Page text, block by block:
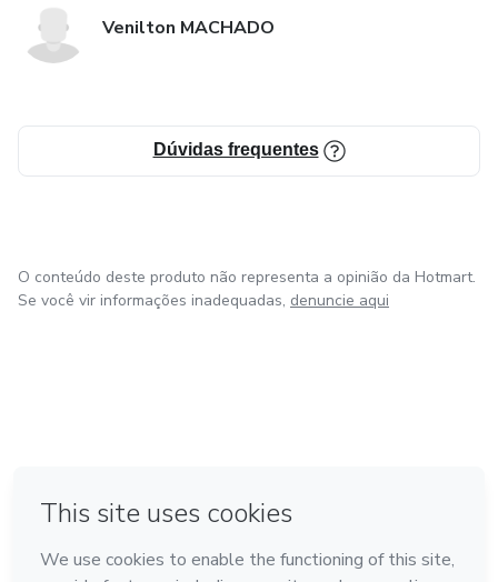
Venilton MACHADO
Dúvidas frequentes
O conteúdo deste produto não representa a opinião da Hotmart.
Se você vir informações inadequadas, denuncie aqui
Feito com ❤ na Cidade do México